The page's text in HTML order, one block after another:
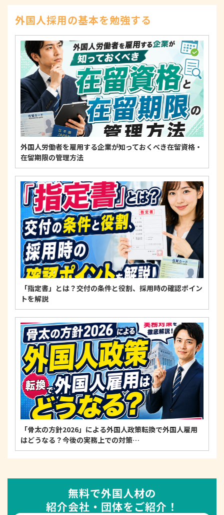
示、訂正、削除、または利用もしくは提供の停止等
を求められたときは、適法かつ遅滞なく応じます。
4. 法令・指針・規範の遵守について
適正な個人情報保護の実現のため、個人情報の取扱
いに関する法令、国が定める指針およびその他の規
範を遵守します。
個人情報に関するお問い合わせ窓口
〒125-0061
東京都葛飾区亀有3-21-11 藍ビル202
TEL：0120-550-580
株式会社 アルフォース･ワン 個人情報保護担当
外国人採用の基本を勉強する
外国人労働者を雇用する企業が知っておくべき在留資格・
在留期限の管理方法
「指定書」とは？交付の条件と役割、採用時の確認ポイン
トを解説
「骨太の方針2026」による外国人政策転換で外国人雇用
はどうなる？今後の実務上での対策…
無料で外国人材の
紹介会社・団体をご紹介！